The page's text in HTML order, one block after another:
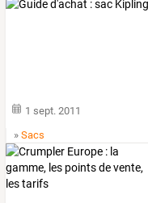
1 sept. 2011
»Sacs